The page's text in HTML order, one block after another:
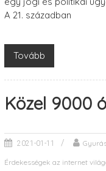
A 21. században
Tovább
Közel 9000
2021-01-11
Érdekességek az internet